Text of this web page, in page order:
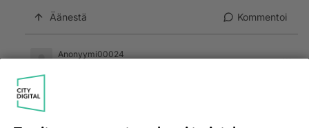
Äänestä Kommentoi
Anonyymi00024
Palkat eivät ole matalat, vaan vasemmisto- ja
keskustahallitusten vuosikymmeniä lupaamat